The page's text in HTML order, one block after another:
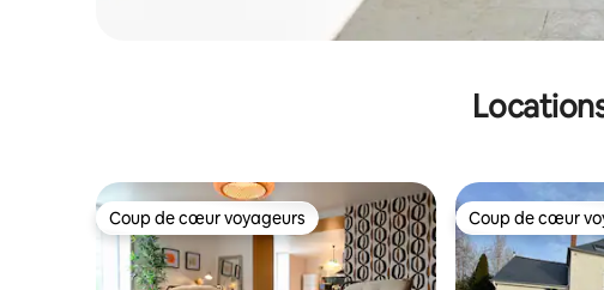
Coup de cœur voyageurs
Coup de cœur voyageurs Coup de cœur
Coup de cœur